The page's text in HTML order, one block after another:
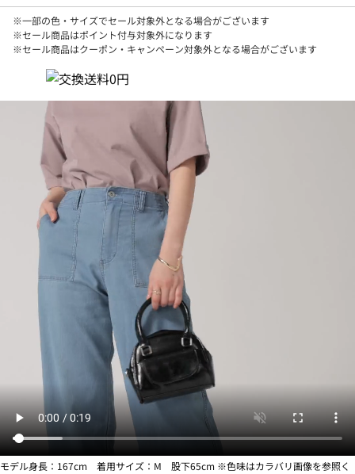
※一部の色・サイズでセール対象外となる場合がございます
※セール商品はポイント付与対象外になります
※セール商品はクーポン・キャンペーン対象外となる場合がございます
モデル身長：167cm 着用サイズ：M 股下65cm ※色味はカラバリ画像を参照く